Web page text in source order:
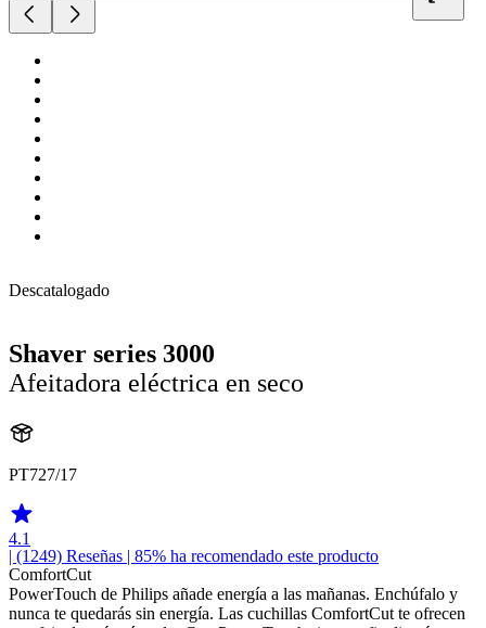
Descatalogado
Shaver series 3000
Afeitadora eléctrica en seco
PT727/17
4.1
| (1249) Reseñas | 85% ha recomendado este producto
ComfortCut
PowerTouch de Philips añade energía a las mañanas. Enchúfalo y
nunca te quedarás sin energía. Las cuchillas ComfortCut te ofrecen